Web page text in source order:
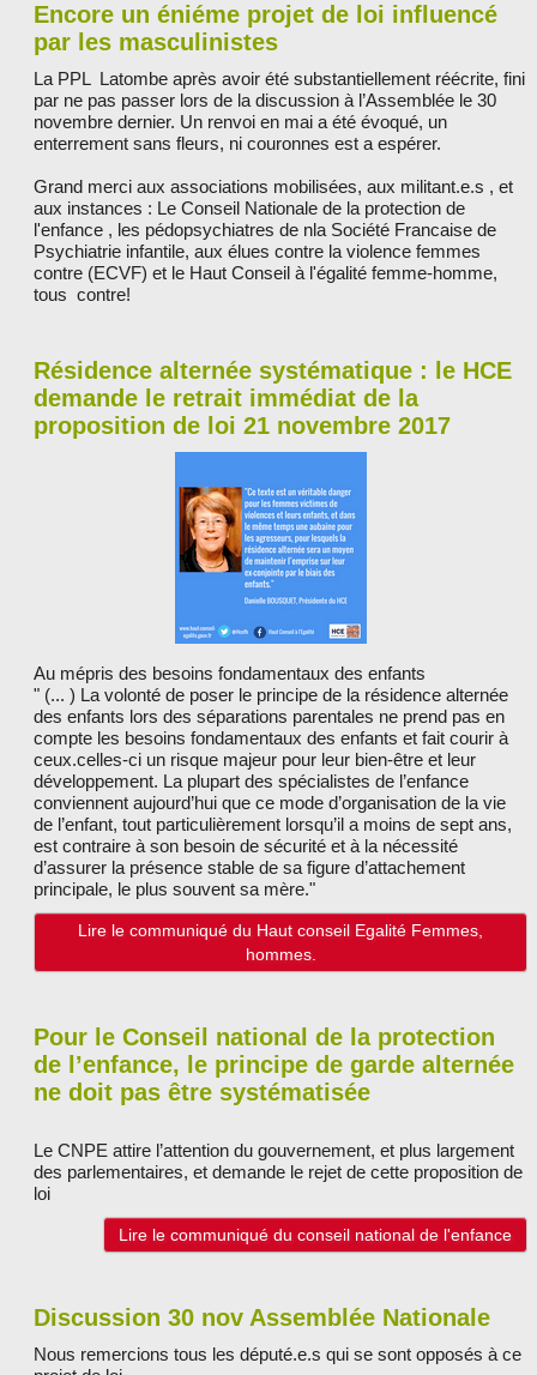
Encore un éniéme projet de loi influencé
par les masculinistes
La PPL Latombe après avoir été substantiellement réécrite, fini
par ne pas passer lors de la discussion à l’Assemblée le 30
novembre dernier. Un renvoi en mai a été évoqué, un
enterrement sans fleurs, ni couronnes est a espérer.
Grand merci aux associations mobilisées, aux militant.e.s , et
aux instances : Le Conseil Nationale de la protection de
l'enfance , les pédopsychiatres de nla Société Francaise de
Psychiatrie infantile, aux élues contre la violence femmes
contre (ECVF) et le Haut Conseil à l'égalité femme-homme,
tous contre!
Résidence alternée systématique : le HCE
demande le retrait immédiat de la
proposition de loi 21 novembre 2017
Au mépris des besoins fondamentaux des enfants
" (... ) La volonté de poser le principe de la résidence alternée
des enfants lors des séparations parentales ne prend pas en
compte les besoins fondamentaux des enfants et fait courir à
ceux.celles-ci un risque majeur pour leur bien-être et leur
développement. La plupart des spécialistes de l’enfance
conviennent aujourd’hui que ce mode d’organisation de la vie
de l’enfant, tout particulièrement lorsqu’il a moins de sept ans,
est contraire à son besoin de sécurité et à la nécessité
d’assurer la présence stable de sa figure d’attachement
principale, le plus souvent sa mère."
Lire le communiqué du Haut conseil Egalité Femmes,
hommes.
Pour le Conseil national de la protection
de l’enfance, le principe de garde alternée
ne doit pas être systématisée
Le CNPE attire l’attention du gouvernement, et plus largement
des parlementaires, et demande le rejet de cette proposition de
loi
Lire le communiqué du conseil national de l'enfance
Discussion 30 nov Assemblée Nationale
Nous remercions tous les député.e.s qui se sont opposés à ce